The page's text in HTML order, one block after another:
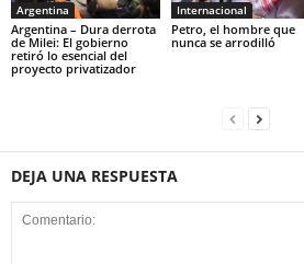
Argentina
Argentina – Dura derrota
de Milei: El gobierno
retiró lo esencial del
proyecto privatizador
Internacional
Petro, el hombre que
nunca se arrodilló
DEJA UNA RESPUESTA